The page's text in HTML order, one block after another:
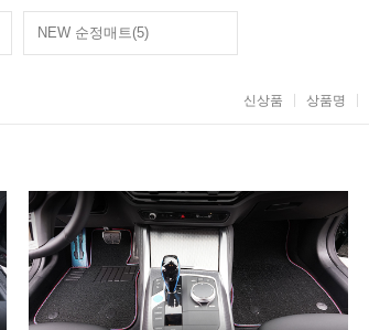
NEW 순정매트(5)
신상품 상품명